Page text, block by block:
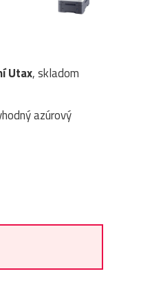
Utax, skladom
azúrový